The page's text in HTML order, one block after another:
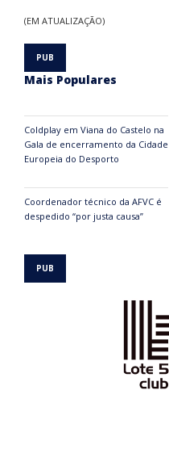
(EM ATUALIZAÇÃO)
Mais Populares
Coldplay em Viana do Castelo na
Gala de encerramento da Cidade
Europeia do Desporto
Coordenador técnico da AFVC é
despedido “por justa causa”